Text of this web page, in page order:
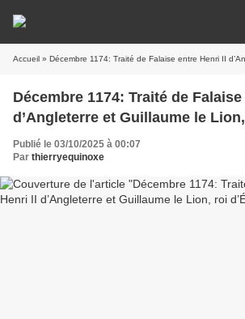
Accueil » Décembre 1174: Traité de Falaise entre Henri II d’Angleterre et
Décembre 1174: Traité de
d’Angleterre et Guillaume le
Publié le 03/10/2025 à 00:07
Par thierryequinoxe